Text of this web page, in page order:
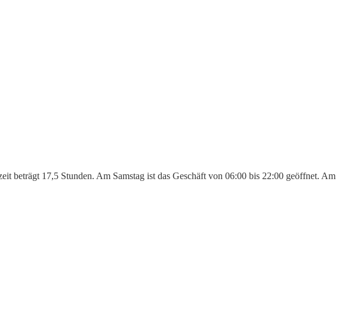
beträgt 17,5 Stunden. Am Samstag ist das Geschäft von 06:00 bis 22:00 geöffnet. Am